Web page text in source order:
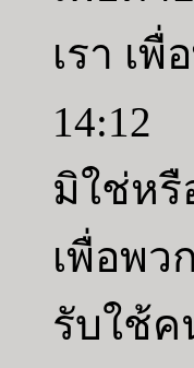
เรา เ
14:12
มิใช่หรื
เพื่อพว
รับใช้